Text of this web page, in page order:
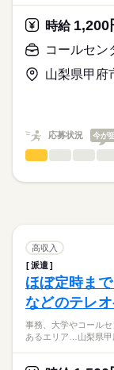
未経験OK
新
募集条件
即日スタート
このお仕事は、働
『速払いサービス
期間・時間 長期
8：45～17：45
休日・休暇
※シフト勤務です
の方々が活躍中の
即日スタート
残20未満 平日
☆ 9月・10月スタ
応募資格
◆未経験者歓迎！
『速払いサービ
8：45～17：45
休日・休暇
※シフト勤務です
時給 1,200
コールセン
山梨県甲府
多い年齢層
業界
年齢不問＊幅広い
電話の受付対応
勤務◎◎しっかり
ね＾＾
職種 コール
っ越しに関する
ステムへのデー
レあり、その後
【同業務者】あり
【年齢層】20～
ーンズ、スニーカ
0円（時給1,200円
応募資格
★PC文字入力が
＼これからオフィ
応募状況 今が
多い年齢層
仕事の仕方
業界 流通・小
職種 コールセ
【コールセンター
っ越しに関するお
ステムへのデータ
応いただきます◎
ートいただけます
レあり、その後
【同業務者】あ
高収入
派遣
ほぼ定時ま
などのテレオ
事務、大学やコール
あるエリア…山梨県甲